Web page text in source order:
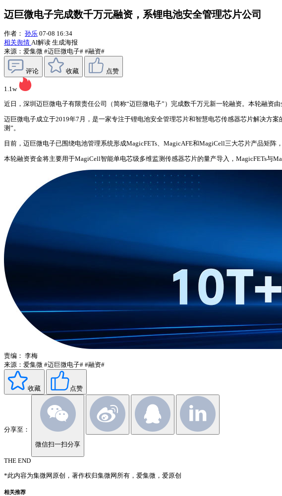
迈巨微电子完成数千万元融资，系锂电池安全管理芯片公司
作者： 孙乐 07-08 16:34
相关舆情 AI解读 生成海报
来源：爱集微 #迈巨微电子# #融资#
评论 收藏 点赞
1.1w
近日，深圳迈巨微电子有限责任公司（简称“迈巨微电子”）完成数千万元新一轮融资。本轮融资
迈巨微电子成立于2019年7月，是一家专注于锂电池安全管理芯片和智慧电芯传感器芯片解决方
测”。
目前，迈巨微电子已围绕电池管理系统形成MagicFETs、MagicAFE和MagiCell三大芯片产品矩
本轮融资资金将主要用于MagiCell智能单电芯级多维监测传感器芯片的量产导入，MagicFETs与
责编： 李梅
来源：爱集微 #迈巨微电子# #融资#
收藏 点赞
分享至：
微信扫一扫分享
THE END
*此内容为集微网原创，著作权归集微网所有，爱集微，爱原创
相关推荐